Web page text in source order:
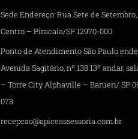
Sede Endereço: Rua Sete de
Centro – Piracaia/SP 12970-000
Ponto de Atendimento São Paulo
Avenida Sagitário, nº 138 13º andar,
– Torre City Alphaville – Barueri/ SP
073
recepcao@apiceassessoria.com.br